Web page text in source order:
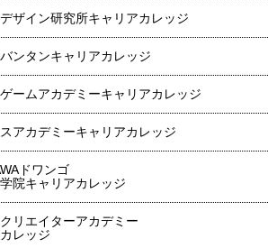
ザイン研究所キャリアカレッジ
ンタンキャリアカレッジ
ームアカデミーキャリアカレッジ
アカデミーキャリアカレッジ
ドワンゴ
院キャリアカレッジ
リエイターアカデミー
レッジ